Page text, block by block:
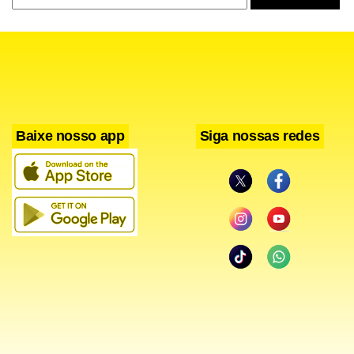
os principais sucessos da cantora. Entrada franca.
ainda tem muito o que aprender. “O tempo foi moldando a
minha carreira, fui jogada num mercado monstruoso. Foi
difícil no começo, mas agora já tenho meu público definido
e fica melhor de trabalhar”, acredita. Para ela, o contato
com os fãs é algo especial: “A gente aprende com eles,
desde como preferem que a gente use o cabelo até
receber muito carinho. É legal ver que as pessoas se
Baixe nosso app Siga nossas redes